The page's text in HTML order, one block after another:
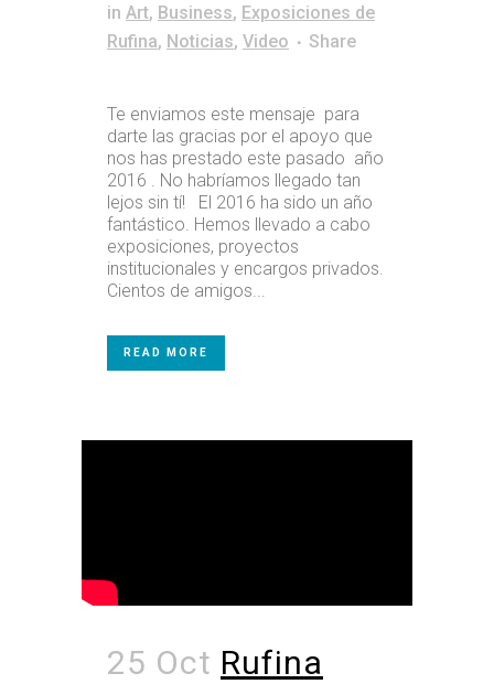
in Art, Business, Exposiciones de
Rufina, Noticias, Video Share
Te enviamos este mensaje para
darte las gracias por el apoyo que
nos has prestado este pasado año
2016 . No habríamos llegado tan
lejos sin tí! El 2016 ha sido un año
fantástico. Hemos llevado a cabo
exposiciones, proyectos
institucionales y encargos privados.
Cientos de amigos...
READ MORE
25 Oct Rufina